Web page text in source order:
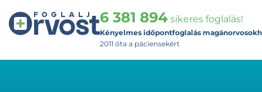
6 381 894 sikeres foglalás!
Kényelmes időpontfoglalás
2011 óta a páciensekért